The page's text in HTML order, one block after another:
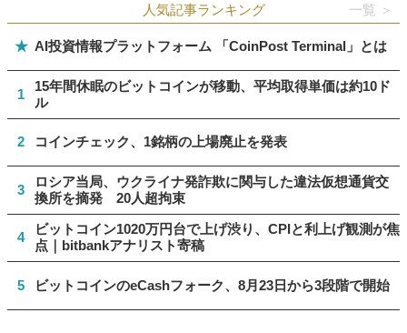
人気記事ランキング 一覧 ＞
★ AI投資情報プラットフォーム 「CoinPost Terminal」とは
1
15年間休眠のビットコインが移動、平均取得単価は約10ド
ル
2 コインチェック、1銘柄の上場廃止を発表
3
ロシア当局、ウクライナ発詐欺に関与した違法仮想通貨交
換所を摘発 20人超拘束
4
ビットコイン1020万円台で上げ渋り、CPIと利上げ観測が焦
点｜bitbankアナリスト寄稿
5 ビットコインのeCashフォーク、8月23日から3段階で開始